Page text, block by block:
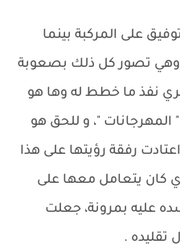
على المركبة بينما
وهي تصور كل ذلك بصعوبة
نفذ ما خطط له وها هو
"، و للحق هو
رفقة رؤيتها على هذا
كان يتعامل معها على
عليه بمرونة، جعلت
تقليده .